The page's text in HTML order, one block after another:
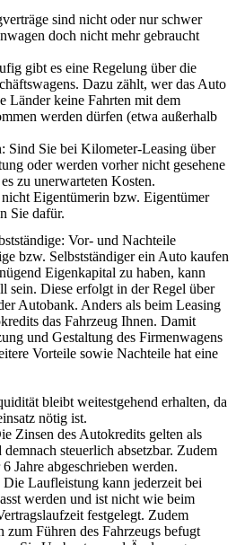
sind nicht oder nur schwer
doch nicht mehr gebraucht
gibt es eine Regelung über die
Dazu zählt, wer das Auto
Länder keine Fahrten mit dem
werden dürfen (etwa außerhalb
: Sind Sie bei Kilometer-Leasing über
oder werden vorher nicht gesehene
zu unerwarteten Kosten.
Eigentümerin bzw. Eigentümer
Sie dafür.
Vor- und Nachteile
bzw. Selbstständiger ein Auto kaufen
Eigenkapital zu haben, kann
sein. Diese erfolgt in der Regel über
Autobank. Anders als beim Leasing
das Fahrzeug Ihnen. Damit
und Gestaltung des Firmenwagens
Vorteile sowie Nachteile hat eine
bleibt weitestgehend erhalten, da
nötig ist.
Zinsen des Autokredits gelten als
steuerlich absetzbar. Zudem
Jahre abgeschrieben werden.
Die Laufleistung kann jederzeit bei
werden und ist nicht wie beim
festgelegt. Zudem
zum Führen des Fahrzeugs befugt